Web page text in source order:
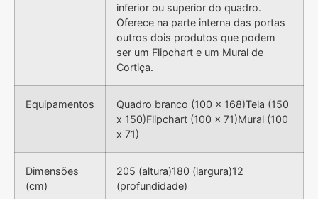
inferior ou superior do quadro.
Oferece na parte interna das portas
outros dois produtos que podem
ser um Flipchart e um Mural de
Cortiça.
Equipamentos
Quadro branco (100 x 168)Tela (150
x 150)Flipchart (100 x 71)Mural (100
x 71)
Dimensões
(cm)
205 (altura)180 (largura)12
(profundidade)